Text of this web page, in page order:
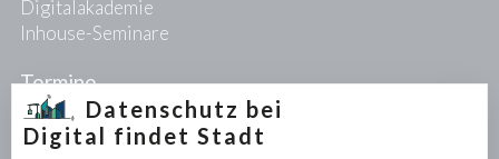
Digitalakademie
Inhouse-Seminare
Termine
Datenschutz bei
Digital findet Stadt